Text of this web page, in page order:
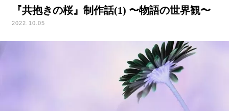
『共抱きの桜』制作話(1) 〜物語の世界観〜
2022.10.05